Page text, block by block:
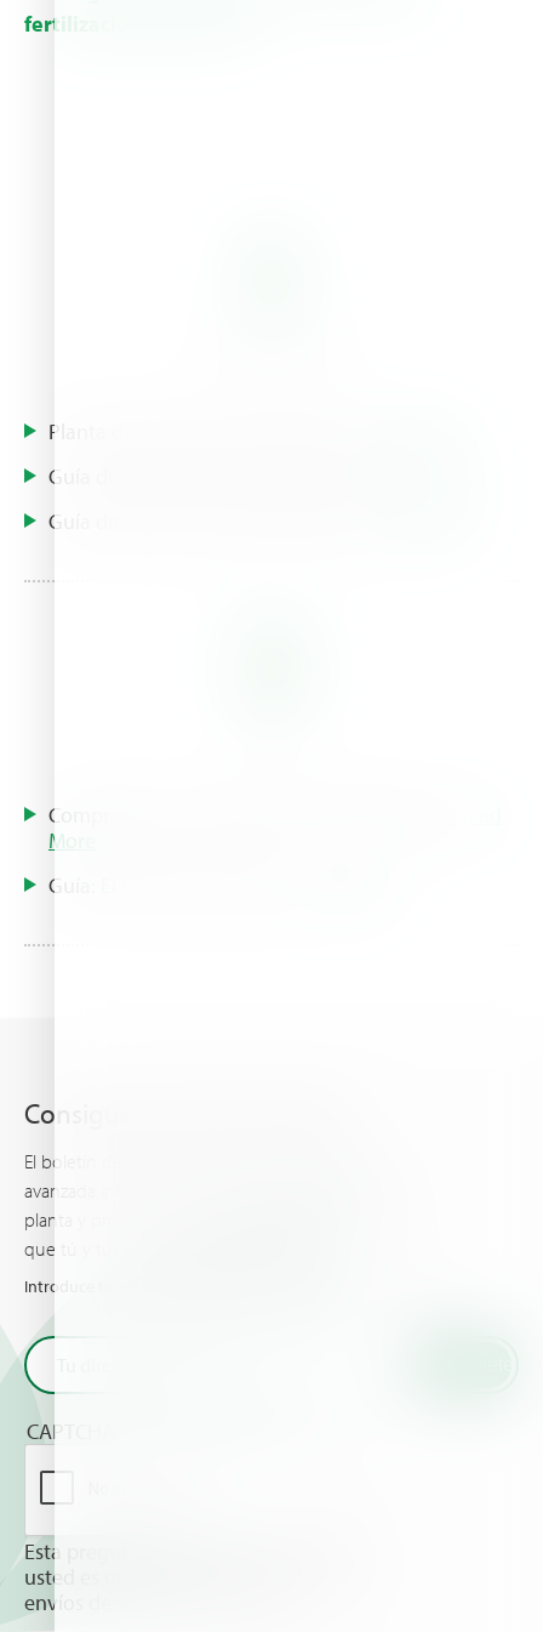
fertilización del tomate
Planta de Tomate: Guia de Cultivo |
Guía de cultivo: Cultivo del Tomate |
Guía de cultivo: Cultivo del Tomate |
Comprender los principios de la hidroponía |
More
Guía: El Cultivo de Tomate |
Consigue lo último de Haifa
El boletín de Haifa te mantiene al día con la más
avanzada información acerca de la nutrición de la
planta y proporciona las últimas noticias y eventos
que tú y tus cultivos deberían conocer.
Introduce tu email y recibe las últimas novedades de Haifa
CAPTCHA
Esta pregunta es para comprobar si
usted es un visitante humano y prevenir
envíos de spam automatizado.